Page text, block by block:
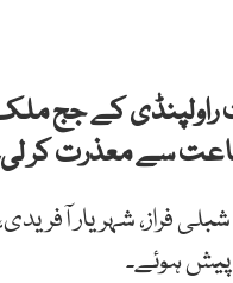
سے معذرت کر
شبلی فراز، شہریار
پیش ہوئے۔